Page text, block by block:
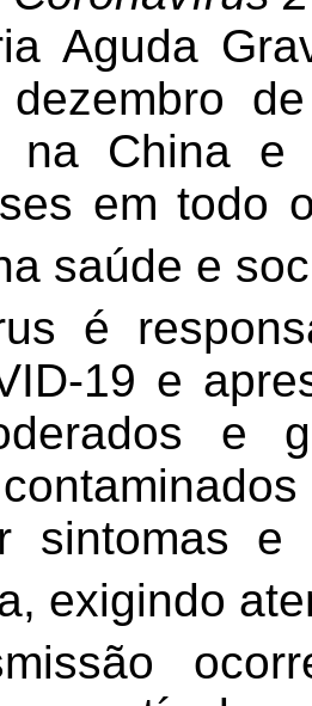
Aguda
na China e
em todo
saúde e
é
19 e
e
sintomas e
exigindo